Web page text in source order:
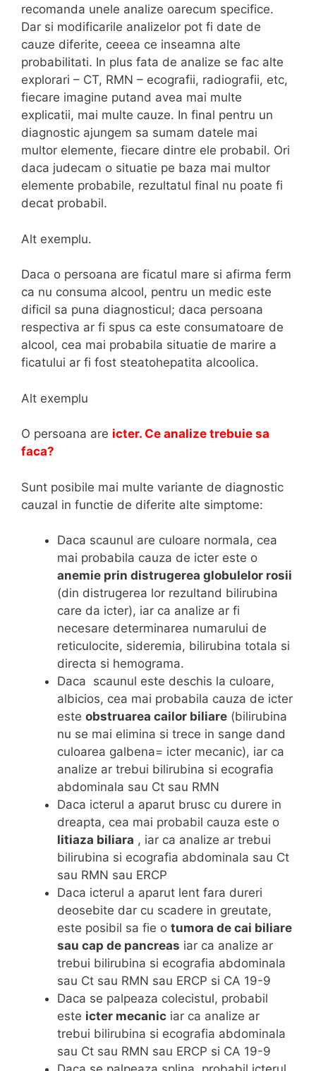
recomanda unele analize oarecum specifice.
Dar si modificarile analizelor pot fi date de
cauze diferite, ceeea ce inseamna alte
probabilitati. In plus fata de analize se fac alte
explorari – CT, RMN – ecografii, radiografii, etc,
fiecare imagine putand avea mai multe
explicatii, mai multe cauze. In final pentru un
diagnostic ajungem sa sumam datele mai
multor elemente, fiecare dintre ele probabil. Ori
daca judecam o situatie pe baza mai multor
elemente probabile, rezultatul final nu poate fi
decat probabil.
Alt exemplu.
Daca o persoana are ficatul mare si afirma ferm
ca nu consuma alcool, pentru un medic este
dificil sa puna diagnosticul; daca persoana
respectiva ar fi spus ca este consumatoare de
alcool, cea mai probabila situatie de marire a
ficatului ar fi fost steatohepatita alcoolica.
Alt exemplu
O persoana are icter. Ce analize trebuie sa
faca?
Sunt posibile mai multe variante de diagnostic
cauzal in functie de diferite alte simptome:
Daca scaunul are culoare normala, cea
mai probabila cauza de icter este o
anemie prin distrugerea globulelor rosii
(din distrugerea lor rezultand bilirubina
care da icter), iar ca analize ar fi
necesare determinarea numarului de
reticulocite, sideremia, bilirubina totala si
directa si hemograma.
Daca scaunul este deschis la culoare,
albicios, cea mai probabila cauza de icter
este obstruarea cailor biliare (bilirubina
nu se mai elimina si trece in sange dand
culoarea galbena= icter mecanic), iar ca
analize ar trebui bilirubina si ecografia
abdominala sau Ct sau RMN
Daca icterul a aparut brusc cu durere in
dreapta, cea mai probabil cauza este o
litiaza biliara , iar ca analize ar trebui
bilirubina si ecografia abdominala sau Ct
sau RMN sau ERCP
Daca icterul a aparut lent fara dureri
deosebite dar cu scadere in greutate,
este posibil sa fie o tumora de cai biliare
sau cap de pancreas iar ca analize ar
trebui bilirubina si ecografia abdominala
sau Ct sau RMN sau ERCP si CA 19-9
Daca se palpeaza colecistul, probabil
este icter mecanic iar ca analize ar
trebui bilirubina si ecografia abdominala
sau Ct sau RMN sau ERCP si CA 19-9